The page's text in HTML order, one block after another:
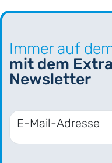
Immer auf
mit dem
Newsletter
E-Mail-Adresse